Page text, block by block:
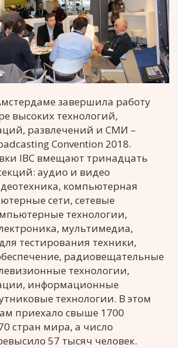
завершила работу
высоких технологий,
развлечений и СМИ –
Convention 2018.
IBC вмещают тринадцать
аудио и видео
компьютерная
сети, сетевые
технологии,
мультимедиа,
тестирования техники,
радиовещательные
технологии,
информационные
технологии. В этом
приехало свыше 1700
стран мира, а число
57 тысяч человек.